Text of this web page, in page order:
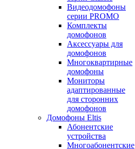
Видеодомофоны
серии PROMO
Комплекты
домофонов
Аксессуары для
домофонов
Многоквартирные
домофоны
Мониторы
адаптированные
для сторонних
домофонов
Домофоны Eltis
Абонентские
устройства
Многоабонентские